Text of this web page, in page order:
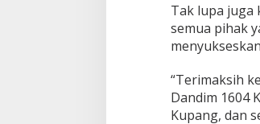
Tak lupa juga
semua pihak
“Terimaksih
Dandim 1604
Kupang, dan